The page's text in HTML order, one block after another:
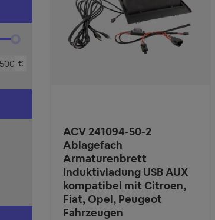
€
ACV 241094-50-2
Ablagefach
Armaturenbrett
Induktivladung USB AUX
kompatibel mit Citroen,
Fiat, Opel, Peugeot
Fahrzeugen